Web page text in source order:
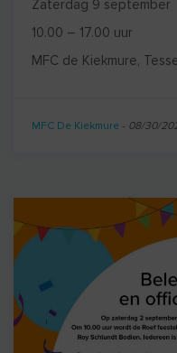
Zaterdag 9 september
10.00 – 17.00 uur
MFC de Kiekmure,
MFC De Kiekmure - 08/30/